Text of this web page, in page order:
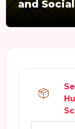
and
Section